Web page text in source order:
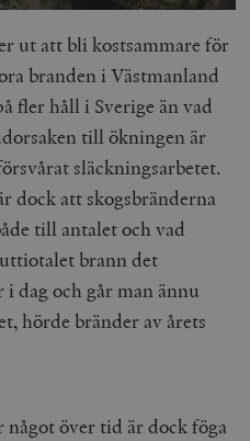
ut att bli kostsammare för
branden i Västmanland
fler håll i Sverige än vad
till ökningen är
släckningsarbetet.
dock att skogsbränderna
till antalet och vad
brann det
dag och går man ännu
hörde bränder av årets
över tid är dock föga